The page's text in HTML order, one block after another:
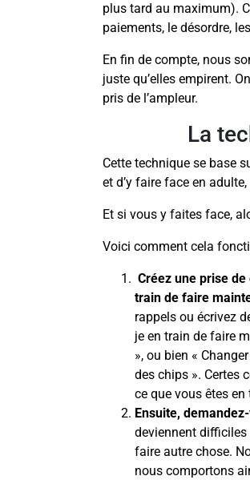
plus tard au maximum).
paiements, le désordre,
En fin de compte, nous
juste qu’elles empirent.
pris de l’ampleur.
La
Cette technique se base
et d’y faire face en
Et si vous y faites face,
Voici comment cela
Créez une prise
train de faire
rappels ou écrivez
je en train de faire
», ou bien «
des chips ». Certes
ce que vous êtes
Ensuite,
deviennent
faire autre chose.
nous comportons